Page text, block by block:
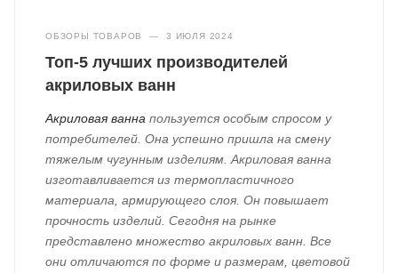
ОБЗОРЫ ТОВАРОВ — 3 ИЮЛЯ 2024
Топ-5 лучших производителей
акриловых ванн
Акриловая ванна пользуется особым спросом у
потребителей. Она успешно пришла на смену
тяжелым чугунным изделиям. Акриловая ванна
изготавливается из термопластичного
материала, армирующего слоя. Он повышает
прочность изделий. Сегодня на рынке
представлено множество акриловых ванн. Все
они отличаются по форме и размерам, цветовой